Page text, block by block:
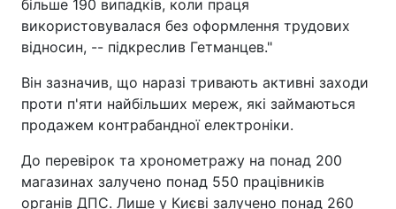
більше 190 випадків, коли праця
використовувалася без оформлення трудових
відносин, -- підкреслив Гетманцев."
Він зазначив, що наразі тривають активні заходи
проти п'яти найбільших мереж, які займаються
продажем контрабандної електроніки.
До перевірок та хронометражу на понад 200
магазинах залучено понад 550 працівників
органів ДПС. Лише у Києві залучено понад 260